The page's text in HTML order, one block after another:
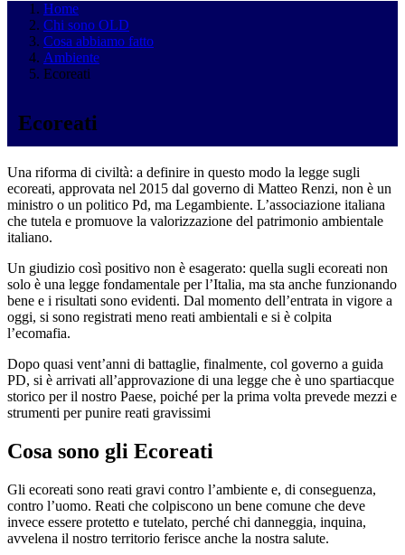
Home
Chi sono OLD
Cosa abbiamo fatto
Ambiente
Ecoreati
Ecoreati
Una riforma di civiltà: a definire in questo modo la legge sugli
ecoreati, approvata nel 2015 dal governo di Matteo Renzi, non è un
ministro o un politico Pd, ma Legambiente. L’associazione italiana
che tutela e promuove la valorizzazione del patrimonio ambientale
italiano.
Un giudizio così positivo non è esagerato: quella sugli ecoreati non
solo è una legge fondamentale per l’Italia, ma sta anche funzionando
bene e i risultati sono evidenti. Dal momento dell’entrata in vigore a
oggi, si sono registrati meno reati ambientali e si è colpita
l’ecomafia.
Dopo quasi vent’anni di battaglie, finalmente, col governo a guida
PD, si è arrivati all’approvazione di una legge che è uno spartiacque
storico per il nostro Paese, poiché per la prima volta prevede mezzi e
strumenti per punire reati gravissimi
Cosa sono gli Ecoreati
Gli ecoreati sono reati gravi contro l’ambiente e, di conseguenza,
contro l’uomo. Reati che colpiscono un bene comune che deve
invece essere protetto e tutelato, perché chi danneggia, inquina,
avvelena il nostro territorio ferisce anche la nostra salute.